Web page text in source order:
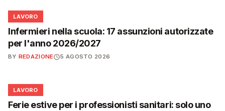
💼
LAVORO
Infermieri nella scuola: 17 assunzioni autorizzate
per l'anno 2026/2027
BY REDAZIONE 5 AGOSTO 2026
💼
LAVORO
Ferie estive per i professionisti sanitari: solo uno